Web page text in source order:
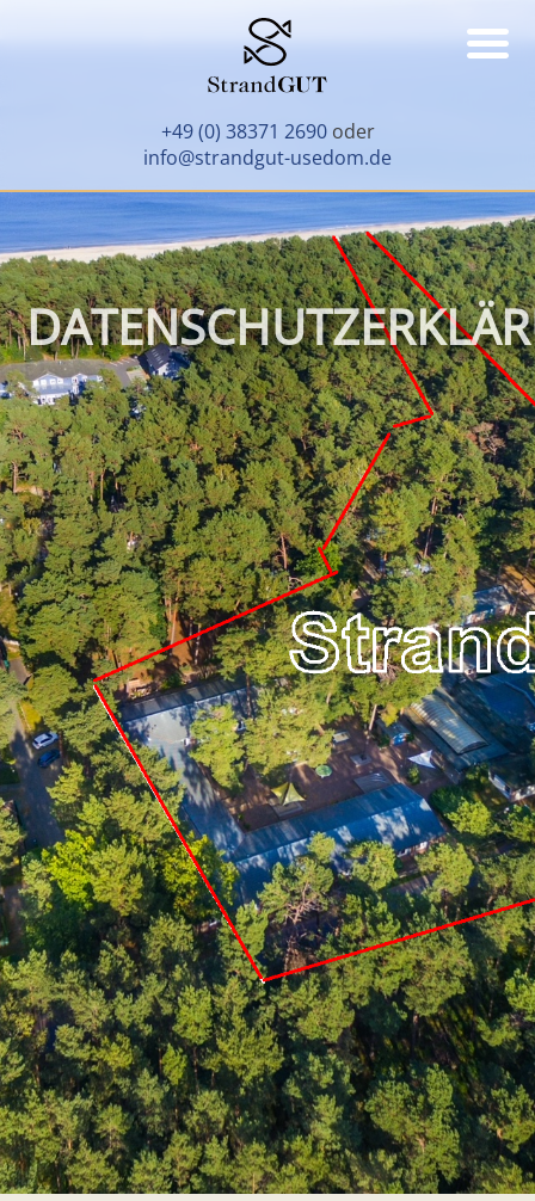
+49 (0) 38371 2690oder
info@strandgut-usedom.de